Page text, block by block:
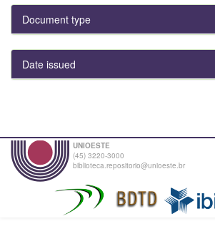
Document type
Date issued
UNIOESTE
(45) 3220-3000
biblioteca.repositorio@unioeste.br